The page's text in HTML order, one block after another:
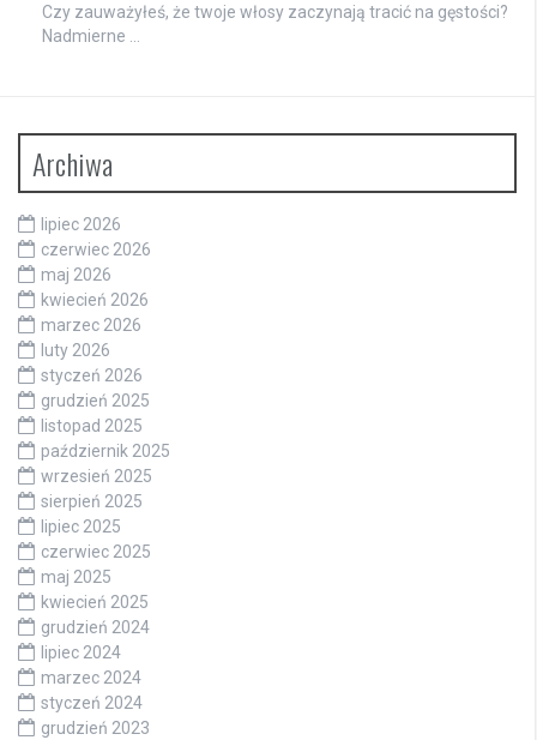
Czy zauważyłeś, że twoje włosy zaczynają tracić na gęstości?
Nadmierne …
Archiwa
lipiec 2026
czerwiec 2026
maj 2026
kwiecień 2026
marzec 2026
luty 2026
styczeń 2026
grudzień 2025
listopad 2025
październik 2025
wrzesień 2025
sierpień 2025
lipiec 2025
czerwiec 2025
maj 2025
kwiecień 2025
grudzień 2024
lipiec 2024
marzec 2024
styczeń 2024
grudzień 2023